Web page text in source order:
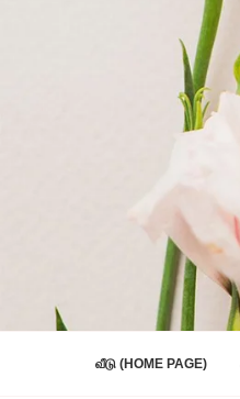
வீடு (HOME PAGE)